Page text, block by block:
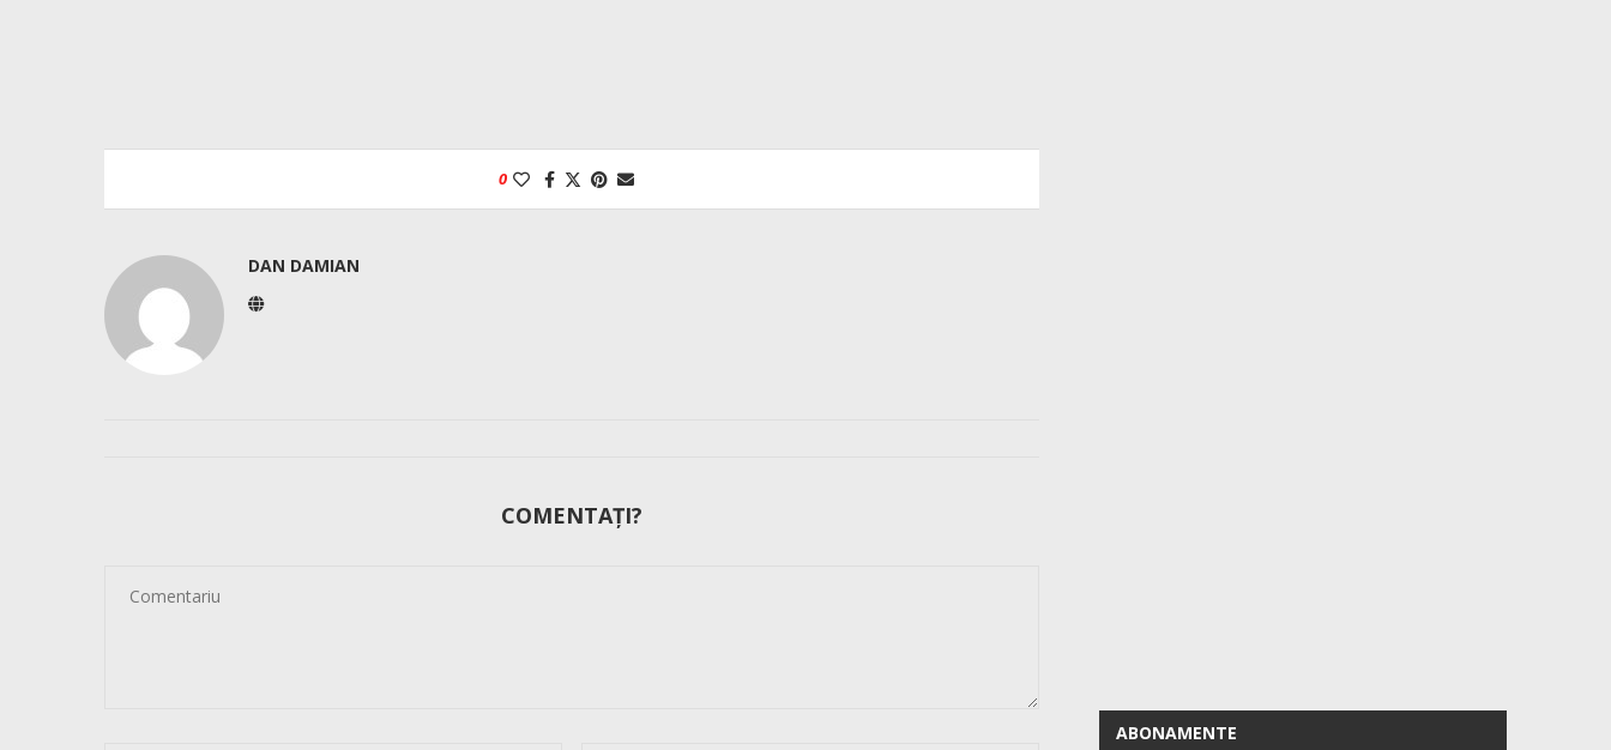
0
DAN DAMIAN
COMENTAȚI?
ABONAMENTE